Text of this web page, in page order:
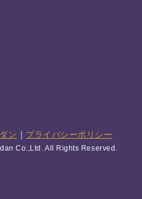
ン ｜ プライバシーポリシー
Co.,Ltd. All Rights Reserved.